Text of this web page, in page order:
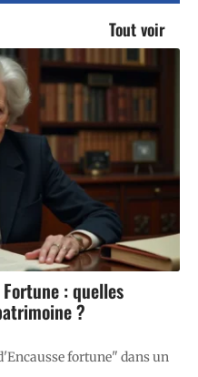
Tout voir
Fortune : quelles
?
fortune" dans un